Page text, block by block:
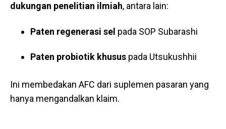
dukungan penelitian ilmiah, antara lain:
Paten regenerasi sel pada SOP Subarashi
Paten probiotik khusus pada Utsukushhii
Ini membedakan AFC dari suplemen pasaran yang
hanya mengandalkan klaim.